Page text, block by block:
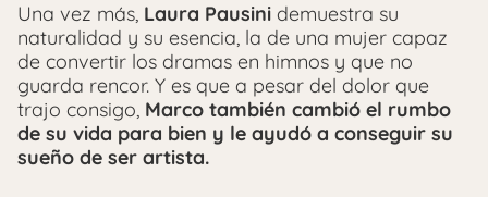
Una vez más, Laura Pausini demuestra su
naturalidad y su esencia, la de una mujer capaz
de convertir los dramas en himnos y que no
guarda rencor. Y es que a pesar del dolor que
trajo consigo, Marco también cambió el rumbo
de su vida para bien y le ayudó a conseguir su
sueño de ser artista.